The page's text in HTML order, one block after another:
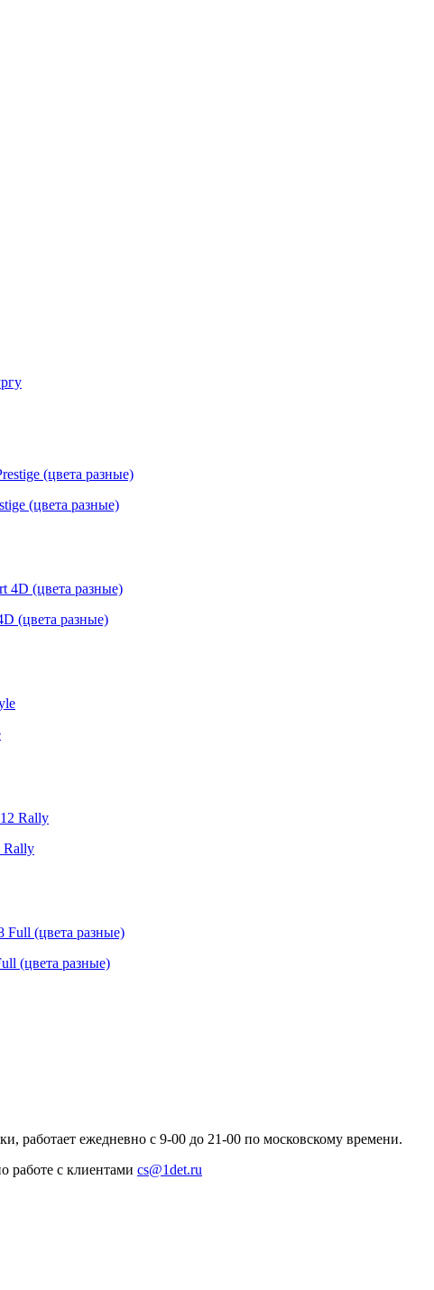
(цвета разные)
(цвета разные)
Rally
(цвета разные)
работает ежедневно с 9-00 до 21-00 по московскому времени.
работе с клиентами cs@1det.ru